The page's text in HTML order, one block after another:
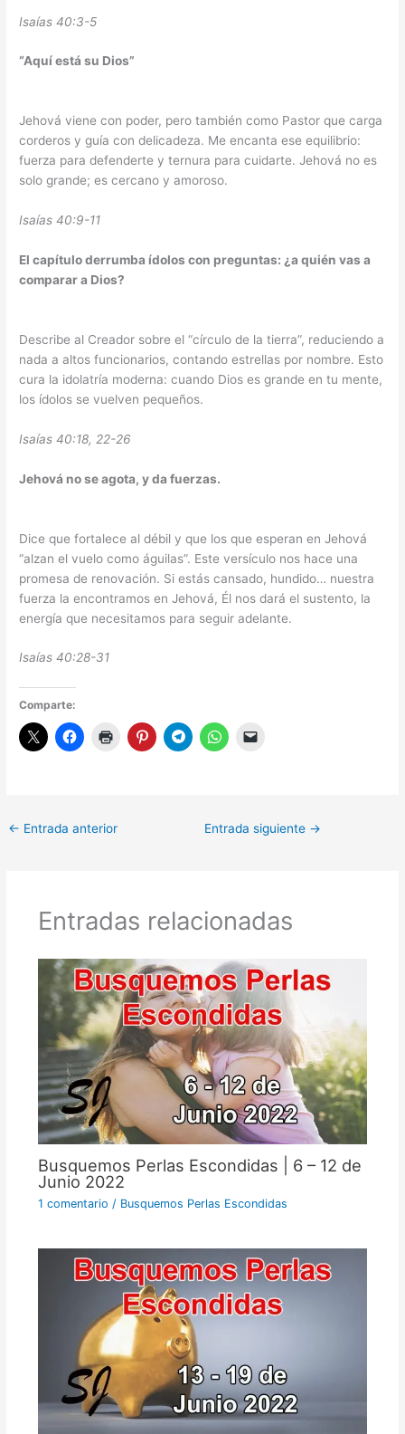
Isaías 40:3-5
“Aquí está su Dios”
Jehová viene con poder, pero también como Pastor que carga
corderos y guía con delicadeza. Me encanta ese equilibrio:
fuerza para defenderte y ternura para cuidarte. Jehová no es
solo grande; es cercano y amoroso.
Isaías 40:9-11
El capítulo derrumba ídolos con preguntas: ¿a quién vas a
comparar a Dios?
Describe al Creador sobre el “círculo de la tierra”, reduciendo a
nada a altos funcionarios, contando estrellas por nombre. Esto
cura la idolatría moderna: cuando Dios es grande en tu mente,
los ídolos se vuelven pequeños.
Isaías 40:18, 22-26
Jehová no se agota, y da fuerzas.
Dice que fortalece al débil y que los que esperan en Jehová
“alzan el vuelo como águilas”. Este versículo nos hace una
promesa de renovación. Si estás cansado, hundido… nuestra
fuerza la encontramos en Jehová, Él nos dará el sustento, la
energía que necesitamos para seguir adelante.
Isaías 40:28-31
Comparte:
← Entrada anterior Entrada siguiente →
Entradas relacionadas
Busquemos Perlas Escondidas | 6 – 12 de
Junio 2022
1 comentario / Busquemos Perlas Escondidas